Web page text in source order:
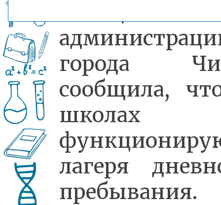
города
сообщила,
школах
лагеря
пребывания.